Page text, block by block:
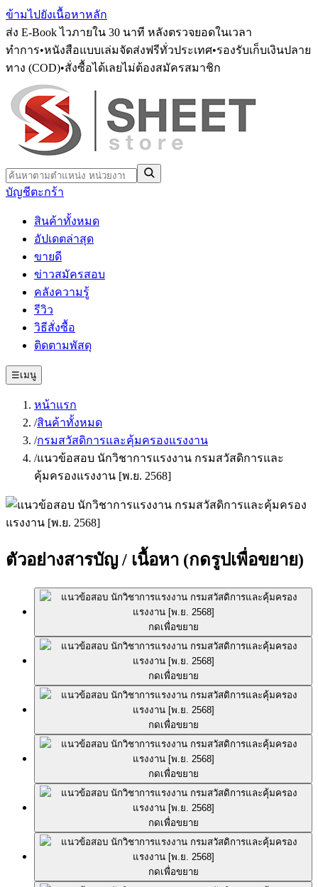
ข้ามไปยังเนื้อหาหลัก
ส่ง E-Book ไวภายใน 30 นาที หลังตรวจยอดในเวลา
ทำการ•หนังสือแบบเล่มจัดส่งฟรีทั่วประเทศ•รองรับเก็บเงินปลาย
ทาง (COD)•สั่งซื้อได้เลยไม่ต้องสมัครสมาชิก
บัญชีตะกร้า
สินค้าทั้งหมด
อัปเดตล่าสุด
ขายดี
ข่าวสมัครสอบ
คลังความรู้
รีวิว
วิธีสั่งซื้อ
ติดตามพัสดุ
☰เมนู
หน้าแรก
/สินค้าทั้งหมด
/กรมสวัสดิการและคุ้มครองแรงงาน
/แนวข้อสอบ นักวิชาการแรงงาน กรมสวัสดิการและ
คุ้มครองแรงงาน [พ.ย. 2568]
ตัวอย่างสารบัญ / เนื้อหา (กดรูปเพื่อขยาย)
กดเพื่อขยาย
กดเพื่อขยาย
กดเพื่อขยาย
กดเพื่อขยาย
กดเพื่อขยาย
กดเพื่อขยาย